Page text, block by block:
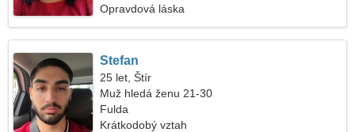
Opravdová láska
Stefan
25 let, Štír
Muž hledá ženu 21-30
Fulda
Krátkodobý vztah